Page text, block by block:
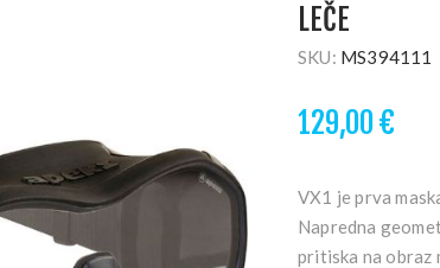
LEČE
SKU: MS394111
129,00 €
VX1 je prva
Napredna
pritiska na obraz